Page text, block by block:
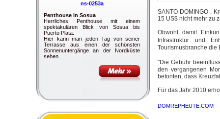
ns-0253a
Penthouse in Sosua
Herrliches Penthouse mit einem
spektakulären Blick von Sosua bis
Puerto Plata.
Hier kann man jeden Tag von seiner
Terrasse aus einen der schönsten
Sonnenuntergänge an der Nordküste
sehen....
SANTO DOMINGO .-
15 US$ nicht mehr zu
Obwohl damit
Infrastruktur und
Tourismusbranche die
"Die Gebühr
den vergangenen
betonten, dass
Für das Jahr 2010
DOMREPHEUTE.COM